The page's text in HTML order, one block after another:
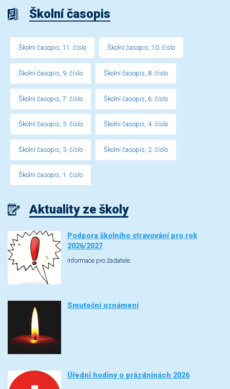
Školní časopis
Školní časopis, 11. číslo Školní časopis, 10. číslo
Školní časopis, 9. číslo Školní časopis, 8. číslo
Školní časopis, 7. číslo Školní časopis, 6. číslo
Školní časopis, 5. číslo Školní časopis, 4. číslo
Školní časopis, 3. číslo Školní časopis, 2. číslo
Školní časopis, 1. číslo
Aktuality ze školy
Podpora školního stravování pro rok
2026/2027
Informace pro žadatele.
Smuteční oznámení
Úřední hodiny o prázdninách 2026